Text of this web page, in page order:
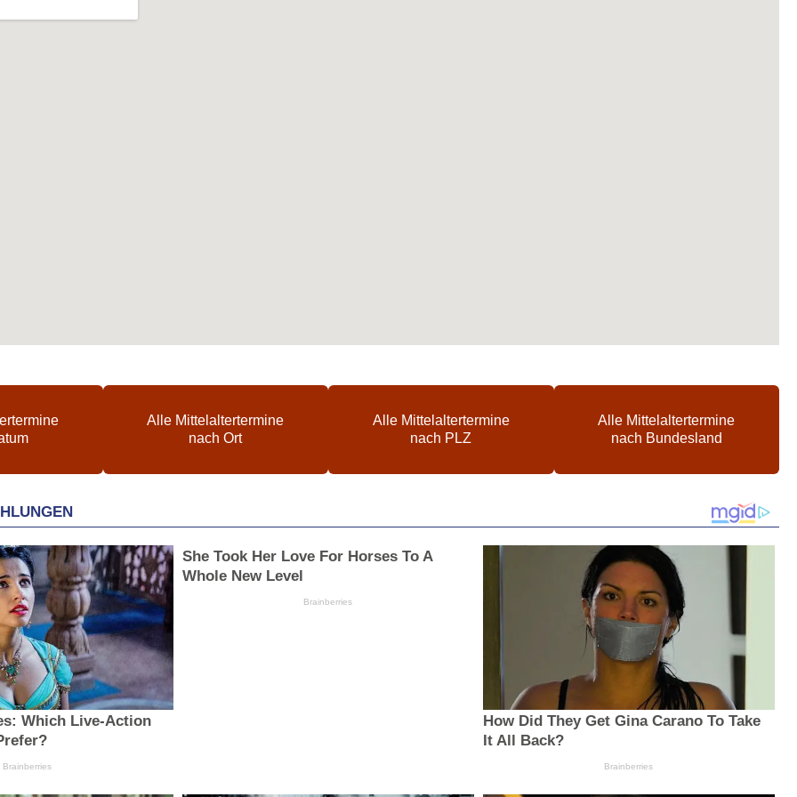
Alle Mittelaltertermine
nach Ort
Alle Mittelaltertermine
nach PLZ
Alle Mittelaltertermine
nach Bundesland